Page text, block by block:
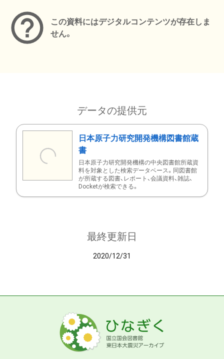
この資料にはデジタルコンテンツが存在しま
せん。
データの提供元
日本原子力研究開発機構図書館蔵
書
日本原子力研究開発機構の中央図書館所蔵資
料を対象とした検索データベース。同図書館
が所蔵する図書、レポート、会議資料、雑誌、
Docketが検索できる。
最終更新日
2020/12/31